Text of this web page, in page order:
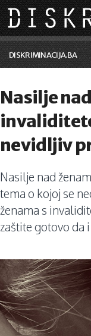
Skip to main content
DISKRIMINACIJA.BA
Vijesti i događaji
Aktuelne teme
Kolumne
Lične priče
Saradnja sa
Pretraga
Nasilje
nevidljiv
Nasilje nad
tema o kojoj se
ženama s
zaštite gotovo da